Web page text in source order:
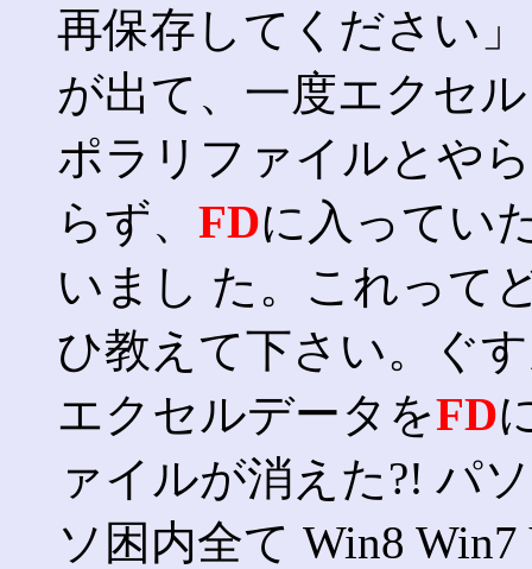
再保存してください
が出て、一度エクセ
ポラリファイルとや
らず、 FDに入ってい
いまし た。これって
ひ教えて下さい。ぐ
エクセルデータをFD
ァイルが消えた?! パ
ソ困内全て Win8